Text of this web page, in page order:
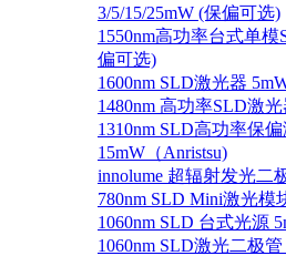
3/5/15/25mW (保偏可选)
1550nm高功率台式单模
偏可选)
1600nm SLD激光器
1480nm 高功率SLD激
1310nm SLD高功率保
15mW（Anristsu)
innolume 超辐射发光二
780nm SLD Mini激光模
1060nm SLD 台式光源
1060nm SLD激光二极管